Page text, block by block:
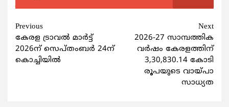
Continue
Reading
Previous
കേരള ട്രാവല്‍ മാര്‍ട്ട്
2026ന് സെപ്തംബര്‍ 24ന്
കൊച്ചിയില്‍
Next
2026-27 സാമ്പത്തിക
വർഷം കേരളത്തിന്
3,30,830.14 കോടി
രൂപയുടെ വായ്പാ
സാധ്യത